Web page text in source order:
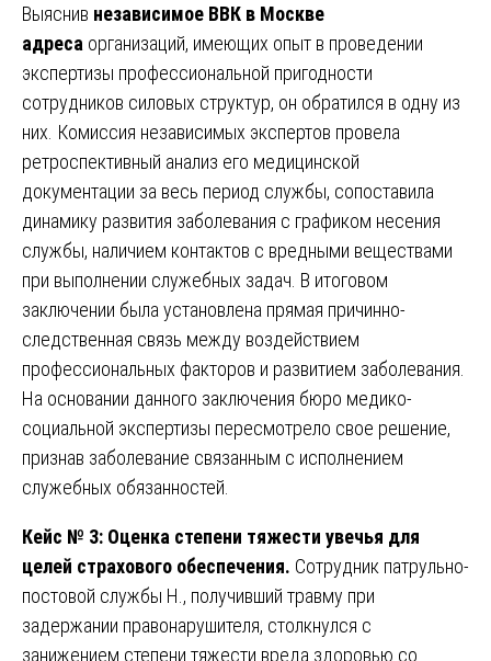
Выяснив независимое ВВК в Москве
адреса организаций, имеющих опыт в проведении
экспертизы профессиональной пригодности
сотрудников силовых структур, он обратился в одну из
них. Комиссия независимых экспертов провела
ретроспективный анализ его медицинской
документации за весь период службы, сопоставила
динамику развития заболевания с графиком несения
службы, наличием контактов с вредными веществами
при выполнении служебных задач. В итоговом
заключении была установлена прямая причинно-
следственная связь между воздействием
профессиональных факторов и развитием заболевания.
На основании данного заключения бюро медико-
социальной экспертизы пересмотрело свое решение,
признав заболевание связанным с исполнением
служебных обязанностей.
Кейс № 3: Оценка степени тяжести увечья для
целей страхового обеспечения. Сотрудник патрульно-
постовой службы Н., получивший травму при
задержании правонарушителя, столкнулся с
занижением степени тяжести вреда здоровью со